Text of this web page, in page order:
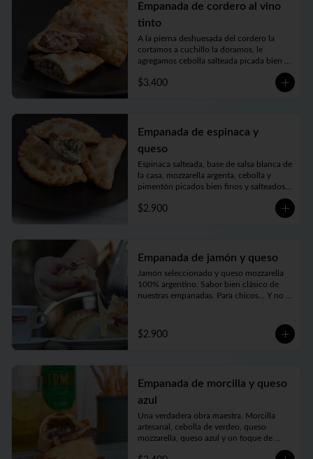
Empanada de cordero al vino
tinto
A la pierna deshuesada del cordero la
cortamos a cuchillo la doramos, le
agregamos cebolla salteada picada bien
fina y la cocinamos lentamente en un rico
caldo elaborado con vino tinto, romero y
$3.400
Empanada de espinaca y
queso
Espinaca salteada, base de salsa blanca de
la casa, mozzarella argenta, cebolla y
pimentón picados bien finos y salteados y
$2.900
Empanada de jamón y queso
Jamón seleccionado y queso mozzarella
100% argentino. Sabor bien clásico de
nuestras empanadas. Para chicos… Y no
$2.900
Empanada de morcilla y queso
azul
Una verdadera obra maestra. Morcilla
artesanal, cebolla de verdeo, queso
mozzarella, queso azul y un toque de
cerveza negra forman parte de esta delicia.